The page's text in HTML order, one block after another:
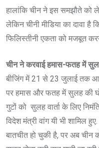
हालांकि चीन ने इस समझौते को
लेकिन चीनी मीडिया का दावा
फिलिस्तीनी एकता को मजबूत
चीन ने करवाई हमास-फतह में सुलह
बीजिंग में 21 से 23 जुलाई तक
पर हमास और फतह में सुलह की
गुटों को सुलह वार्ता के लिए
विदेश मंत्री वांग यी भी शामिल
बातचीत हो चुकी है, पर अब